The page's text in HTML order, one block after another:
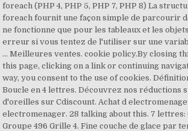
foreach (PHP 4, PHP 5, PHP 7, PHP 8) La
foreach fournit une façon simple de parcourir
ne fonctionne que pour les tableaux et les
erreur si vous tentez de l'utiliser sur une
… Meilleures ventes. cookie policy.By closing
this page, clicking on a link or continuing
way, you consent to the use of cookies.
Boucle en 4 lettres. Découvrez nos réductions
d'oreilles sur Cdiscount. Achat d
electromenager. 28 talking about this. 7 lettres:
Groupe 496 Grille 4. Fine couche de glace par